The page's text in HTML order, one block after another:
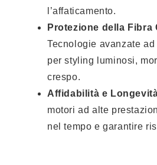
l’affaticamento.
Protezione della Fibra
Tecnologie avanzate
per styling luminosi,
crespo.
Affidabilità e
motori ad alte
nel tempo e garantire